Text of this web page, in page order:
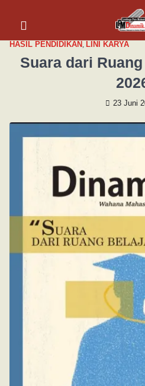
HASIL PENDIDIKAN, LINI KARYA
Suara dari
23 Juni